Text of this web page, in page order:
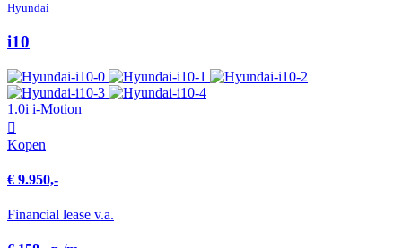
Hyundai
i10
1.0i i-Motion
Kopen
€ 9.950,-
Financial lease v.a.